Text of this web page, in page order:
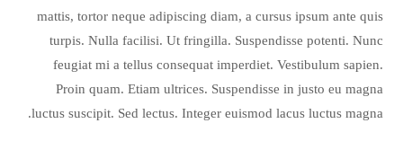
mattis, tortor neque adipiscing diam, a cursus ipsum ante quis
turpis. Nulla facilisi. Ut fringilla. Suspendisse potenti. Nunc
feugiat mi a tellus consequat imperdiet. Vestibulum sapien.
Proin quam. Etiam ultrices. Suspendisse in justo eu magna
luctus suscipit. Sed lectus. Integer euismod lacus luctus magna.